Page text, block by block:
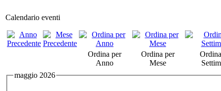
Calendario eventi
Ordina per
Anno
Ordina per
Mese
maggio 2026